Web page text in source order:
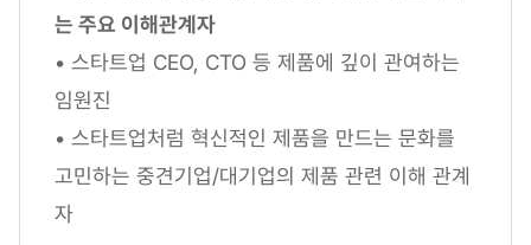
는 주요 이해관계자
• 스타트업 CEO, CTO 등 제품에 깊이 관여하는
임원진
• 스타트업처럼 혁신적인 제품을 만드는 문화를
고민하는 중견기업/대기업의 제품 관련 이해 관계
자